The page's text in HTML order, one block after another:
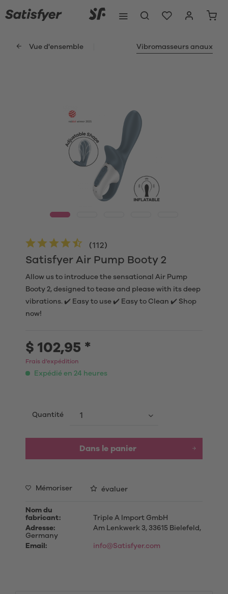
Vue d'ensemble Vibromasseurs anaux
Satisfyer Air Pump Booty 2
(112)
Allow us to introduce the sensational Air Pump
Booty 2, designed to tease and please with its deep
vibrations. ✔️ Easy to use ✔️ Easy to Clean ✔️ Shop
now!
$ 102,95 *
Frais d’expédition
Expédié en 24 heures
Quantité
Dans le panier
Mémoriser évaluer
Nom du
fabricant:
Triple A Import GmbH
Adresse:
Am Lenkwerk 3, 33615 Bielefeld,
Germany
Email:
info@Satisfyer.com